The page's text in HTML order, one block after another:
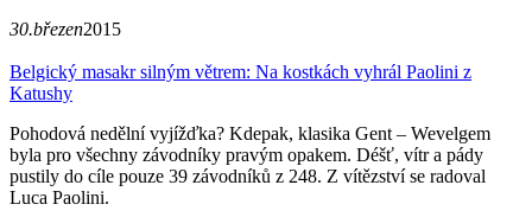
30.březen2015
Belgický masakr silným větrem: Na kostkách vyhrál Paolini z
Katushy
Pohodová nedělní vyjížďka? Kdepak, klasika Gent – Wevelgem
byla pro všechny závodníky pravým opakem. Déšť, vítr a pády
pustily do cíle pouze 39 závodníků z 248. Z vítězství se radoval
Luca Paolini.